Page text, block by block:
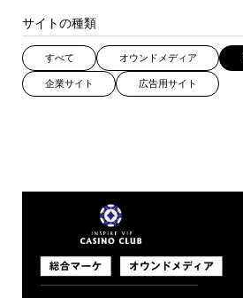
サイトの種類
すべて オウンドメディア
企業サイト 広告用サイト